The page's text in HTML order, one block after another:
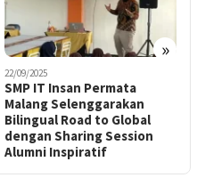
»
22/09/2025
SMP IT Insan Permata
Malang Selenggarakan
Bilingual Road to Global
dengan Sharing Session
Alumni Inspiratif